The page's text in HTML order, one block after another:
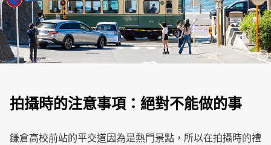
拍攝時的注意事項：絕對不能做的事
鎌倉高校前站的平交道因為是熱門景點，所以在拍攝時的禮